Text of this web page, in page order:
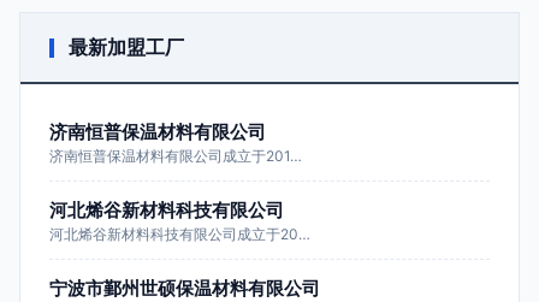
最新加盟工厂
济南恒普保温材料有限公司
济南恒普保温材料有限公司成立于201…
河北烯谷新材料科技有限公司
河北烯谷新材料科技有限公司成立于20…
宁波市鄞州世硕保温材料有限公司